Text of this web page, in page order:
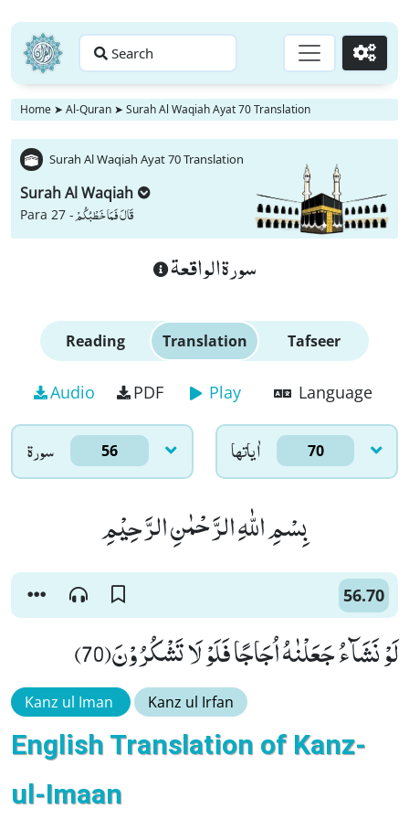
Search Go
Home ➤ Al-Quran ➤ Surah Al Waqiah Ayat 70 Translation
Surah Al Waqiah Ayat 70 Translation
Surah Al Waqiah
Para 27 -قَالَ فَمَا خَطْبُكُمْ
سورة الواقعة
Reading Translation Tafseer
Audio PDF Play Language
سورۃ 56 اٰياتها 70
بِسْمِ اللّٰهِ الرَّحْمٰنِ الرَّحِیْمِ
56.70
لَوْ نَشَآءُ جَعَلْنٰهُ اُجَاجًا فَلَوْ لَا تَشْكُرُوْنَ(70)
Kanz ul Iman Kanz ul Irfan
English Translation of Kanz-
ul-Imaan